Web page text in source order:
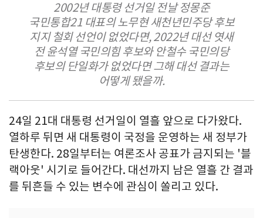
2002년 대통령 선거일 전날 정몽준
국민통합21 대표의 노무현 새천년민주당 후보
지지 철회 선언이 없었다면, 2022년 대선 엿새
전 윤석열 국민의힘 후보와 안철수 국민의당
후보의 단일화가 없었다면 그해 대선 결과는
어떻게 됐을까.
24일 21대 대통령 선거일이 열흘 앞으로 다가왔다.
열하루 뒤면 새 대통령이 국정을 운영하는 새 정부가
탄생한다. 28일부터는 여론조사 공표가 금지되는 '블
랙아웃' 시기로 들어간다. 대선까지 남은 열흘 간 결과
를 뒤흔들 수 있는 변수에 관심이 쏠리고 있다.